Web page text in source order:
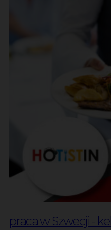
praca w Szwecji -